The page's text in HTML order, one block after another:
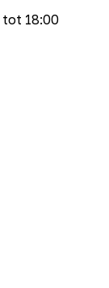
tot 18:00